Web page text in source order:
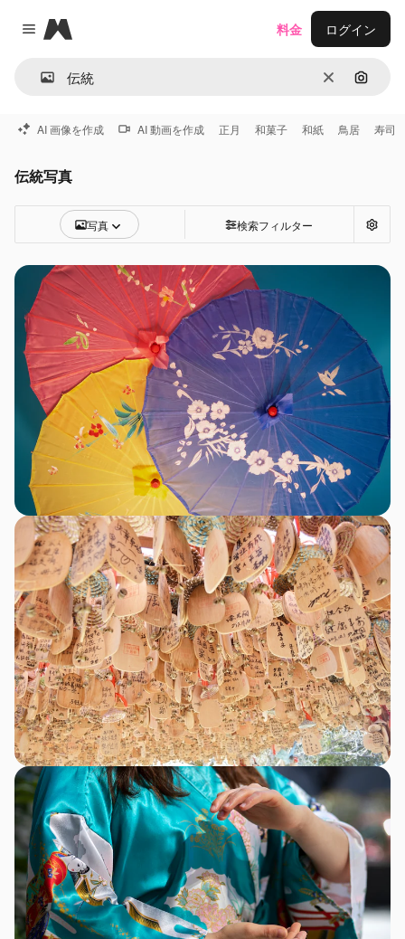
Close menu
Magnific
消去 画像で
料金 ログイン
AI 画像を作成 AI 動画を作成 正月 和菓子 和紙 鳥居 寿司
伝統写真
写真 検索フィルター